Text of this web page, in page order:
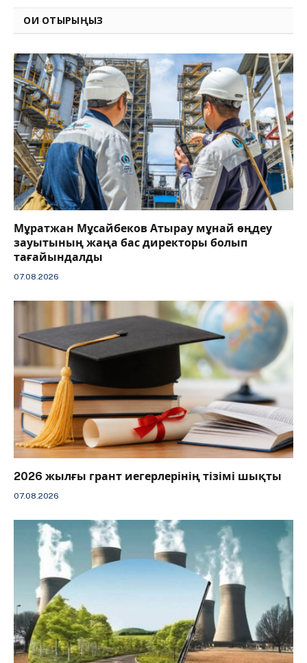
ОҚИ ОТЫРЫҢЫЗ
Мұратжан Мұсайбеков Атырау мұнай өңдеу
зауытының жаңа бас директоры болып
тағайындалды
07.08.2026
2026 жылғы грант иегерлерінің тізімі шықты
07.08.2026